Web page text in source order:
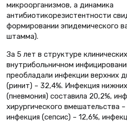
микроорганизмов, а динамика
антибиотикорезистентности
формировании эпидемического
штамма).
За 5 лет в структуре
внутрибольничном
преобладали инфекции верхних
(ринит) – 32,4%. Инфекция
(пневмония) составила 20,2%,
хирургического вмешательства –
инфекция (сепсис) – 12,6%,